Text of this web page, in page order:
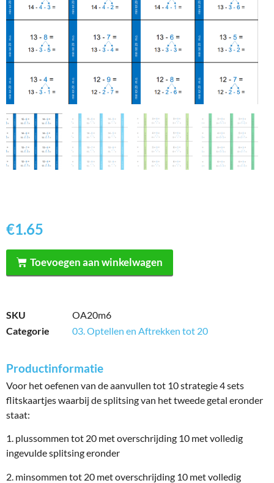
€1.65
Toevoegen aan winkelwagen
SKU
OA20m6
Categorie
03. Optellen en Aftrekken tot 20
Productinformatie
Voor het oefenen van de aanvullen tot 10 strategie 4 sets
flitskaartjes waarbij de splitsing van het tweede getal eronder
staat:
1. plussommen tot 20 met overschrijding 10 met volledig
ingevulde splitsing eronder
2. minsommen tot 20 met overschrijding 10 met volledig